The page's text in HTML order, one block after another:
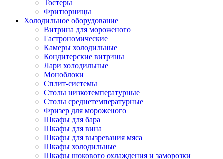
Тостеры
Фритюрницы
Холодильное оборудование
Витрина для мороженого
Гастрономические
Камеры холодильные
Кондитерские витрины
Лари холодильные
Моноблоки
Сплит-системы
Столы низкотемпературные
Столы среднетемпературные
Фризер для мороженого
Шкафы для бара
Шкафы для вина
Шкафы для вызревания мяса
Шкафы холодильные
Шкафы шокового охлаждения и заморозки